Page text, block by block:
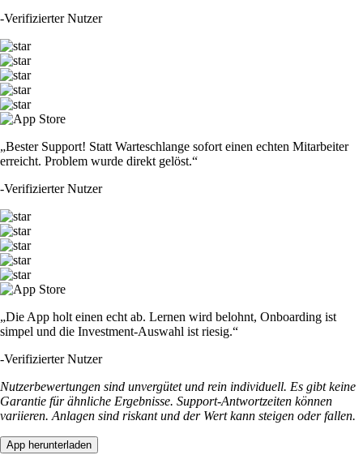
-Verifizierter Nutzer
„Bester Support! Statt Warteschlange sofort einen echten Mitarbeiter
erreicht. Problem wurde direkt gelöst.“
-Verifizierter Nutzer
„Die App holt einen echt ab. Lernen wird belohnt, Onboarding ist
simpel und die Investment-Auswahl ist riesig.“
-Verifizierter Nutzer
Nutzerbewertungen sind unvergütet und rein individuell. Es gibt keine
Garantie für ähnliche Ergebnisse. Support-Antwortzeiten können
variieren. Anlagen sind riskant und der Wert kann steigen oder fallen.
App herunterladen